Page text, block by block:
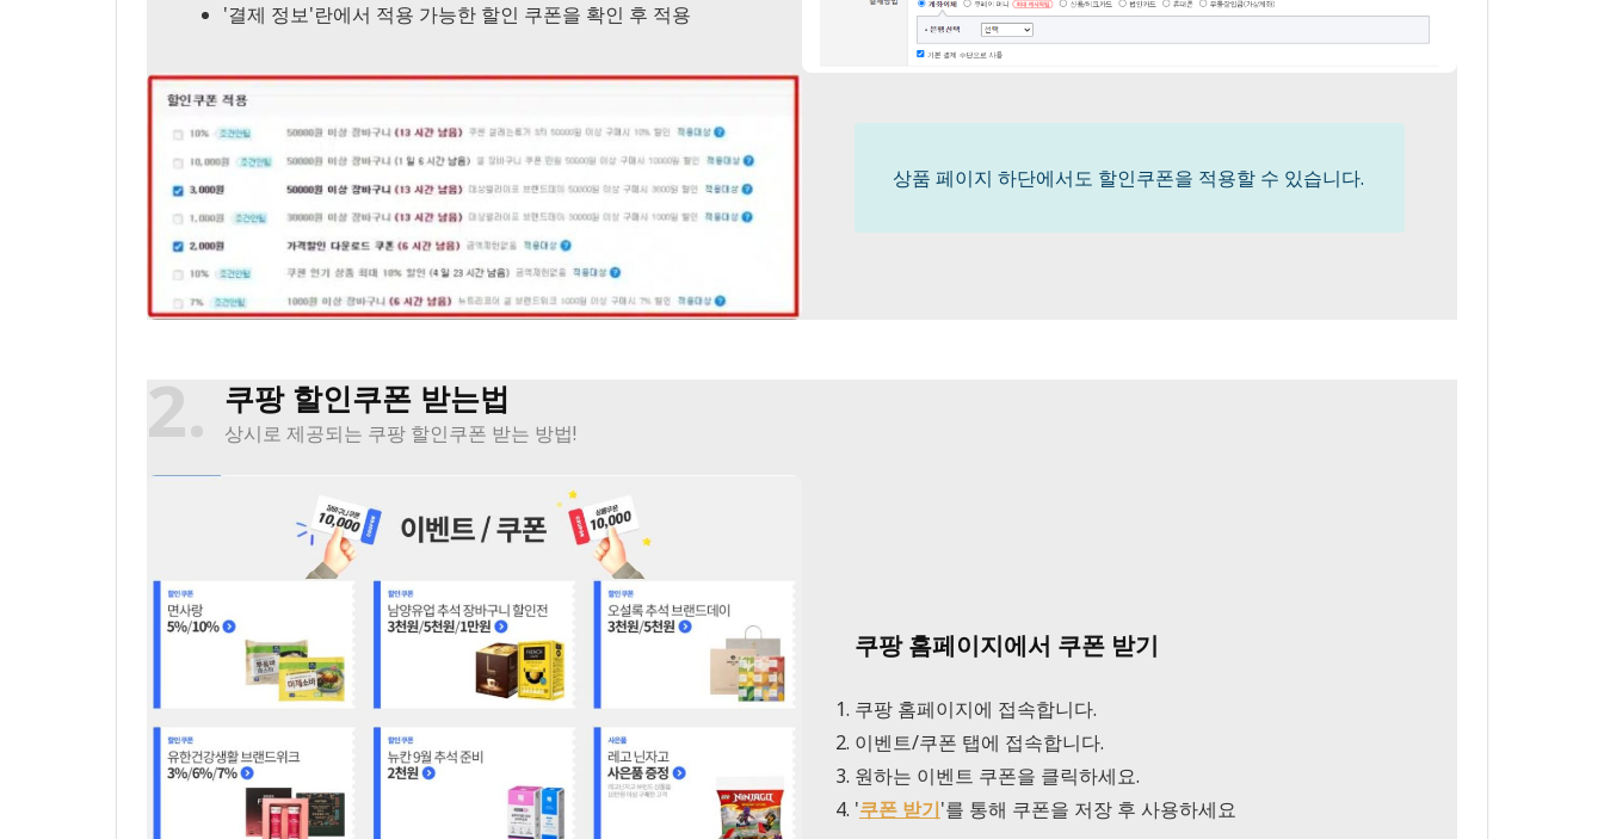
'결제 정보'란에서 적용 가능한 할인 쿠폰을 확인 후 적용
상품 페이지 하단에서도 할인쿠폰을 적용할 수 있습니다.
2 쿠팡 할인쿠폰 받는법
상시로 제공되는 쿠팡 할인쿠폰 받는 방법!
쿠팡 홈페이지에서 쿠폰 받기
쿠팡 홈페이지에 접속합니다.
이벤트/쿠폰 탭에 접속합니다.
원하는 이벤트 쿠폰을 클릭하세요.
'쿠폰 받기'를 통해 쿠폰을 저장 후 사용하세요